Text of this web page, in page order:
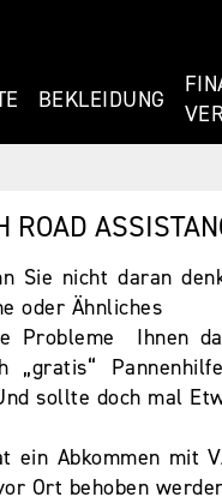
BEKLEIDUNG
ROAD
Sie nicht daran
oder Ähnliches
Probleme Ihnen
„gratis“
sollte doch mal
ein Abkommen mit
Ort behoben